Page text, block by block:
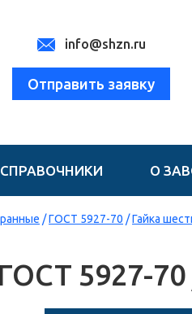
info@shzn.ru
Отправить заявку
СПРАВОЧНИКИ О
/ГОСТ 5927-70 /Гайка
5927-